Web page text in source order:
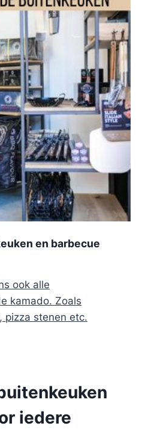
en barbecue
ook alle
kamado. Zoals
pizza stenen etc.
iedere